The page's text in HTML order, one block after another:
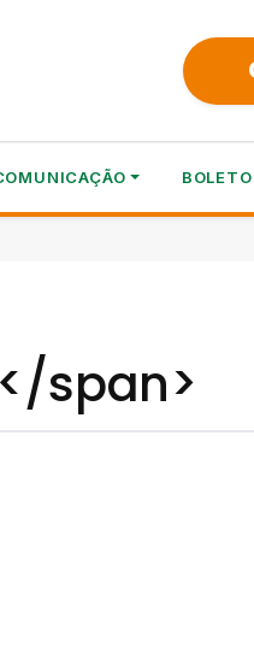
BOLETO
span>